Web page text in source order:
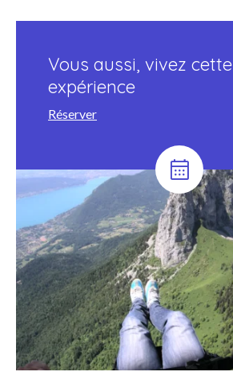
Vous aussi, vivez cette
expérience
Réserver